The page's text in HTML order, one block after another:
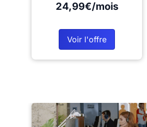
24,99€/mois
Voir l'offre